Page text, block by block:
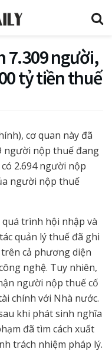
7.309 người,
tỷ tiền thuế
cơ quan này đã
người nộp thuế đang
2.694 người nộp
người nộp thuế
trình hội nhập và
quản lý thuế đã ghi
cả phương diện
nghệ. Tuy nhiên,
người nộp thuế cố
chính với Nhà nước.
khi phát sinh nghĩa
đã tìm cách xuất
trách nhiệm pháp lý.